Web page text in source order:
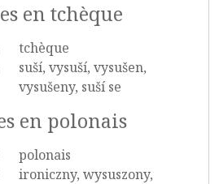
en tchèque
tchèque
suší, vysuší, vysušen,
vysušeny, suší se
en polonais
polonais
ironiczny, wysuszony,